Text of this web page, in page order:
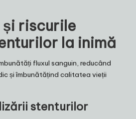
riscurile
la inimă
fluxul sanguin, reducând
și îmbunătățind calitatea vieții
stenturilor